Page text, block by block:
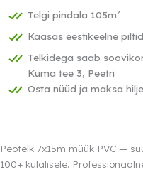
Telgi pindala 105m²
Kaasas eestikeelne
Telkidega saab
Kuma tee 3, Peetri
Osta nüüd ja maksa
Peotelk 7x15m müük PVC —
100+ külalisele.